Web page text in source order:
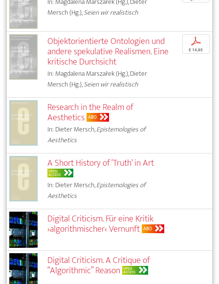
Mersch (Hg.),Seien wir realistisch
Objektorientierte Ontologien und
andere spekulative Realismen. Eine
kritische Durchsicht
In: Magdalena Marszałek (Hg.), Dieter
Mersch (Hg.),Seien wir realistisch
p
€ 14,95
Research in the Realm of
Aesthetics ABO
In: Dieter Mersch,Epistemologies of
Aesthetics
A Short History of ‘Truth’ in Art
OPEN
ACCESS
In: Dieter Mersch,Epistemologies of
Aesthetics
Digital Criticism. Für eine Kritik
›algorithmischer‹ Vernunft ABO
Digital Criticism. A Critique of
“Algorithmic” Reason OPEN
ACCESS